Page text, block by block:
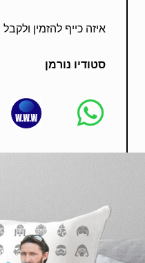
איזה כייף להזמין
סטודיו נורמן